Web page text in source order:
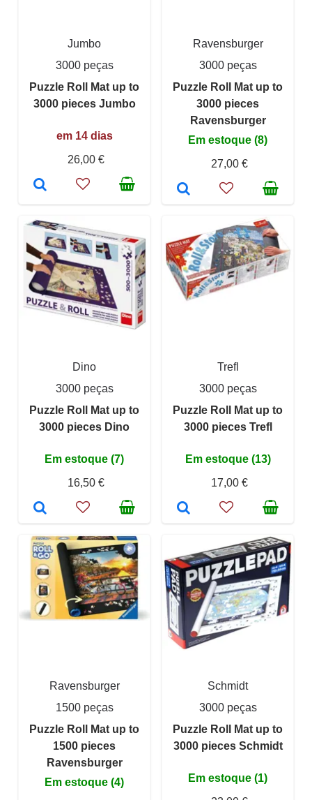
Jumbo
3000 peças
Puzzle Roll Mat up to
3000 pieces Jumbo
em 14 dias
26,00 €
Ravensburger
3000 peças
Puzzle Roll Mat up to
3000 pieces
Ravensburger
Em estoque (8)
27,00 €
Dino
3000 peças
Puzzle Roll Mat up to
3000 pieces Dino
Em estoque (7)
16,50 €
Trefl
3000 peças
Puzzle Roll Mat up to
3000 pieces Trefl
Em estoque (13)
17,00 €
Ravensburger
1500 peças
Puzzle Roll Mat up to
1500 pieces
Ravensburger
Em estoque (4)
Schmidt
3000 peças
Puzzle Roll Mat up to
3000 pieces Schmidt
Em estoque (1)